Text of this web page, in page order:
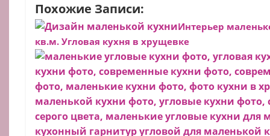
Похожие Записи:
Интерьер
кв.м. Угловая кухня в хрущевке